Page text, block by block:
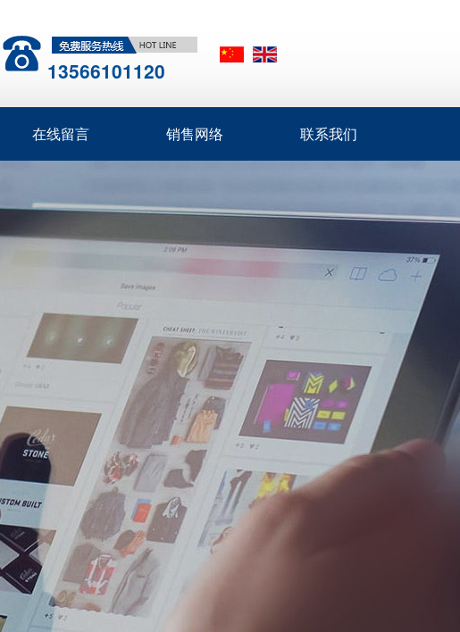
13566101120
在线留言 销售网络 联系我们